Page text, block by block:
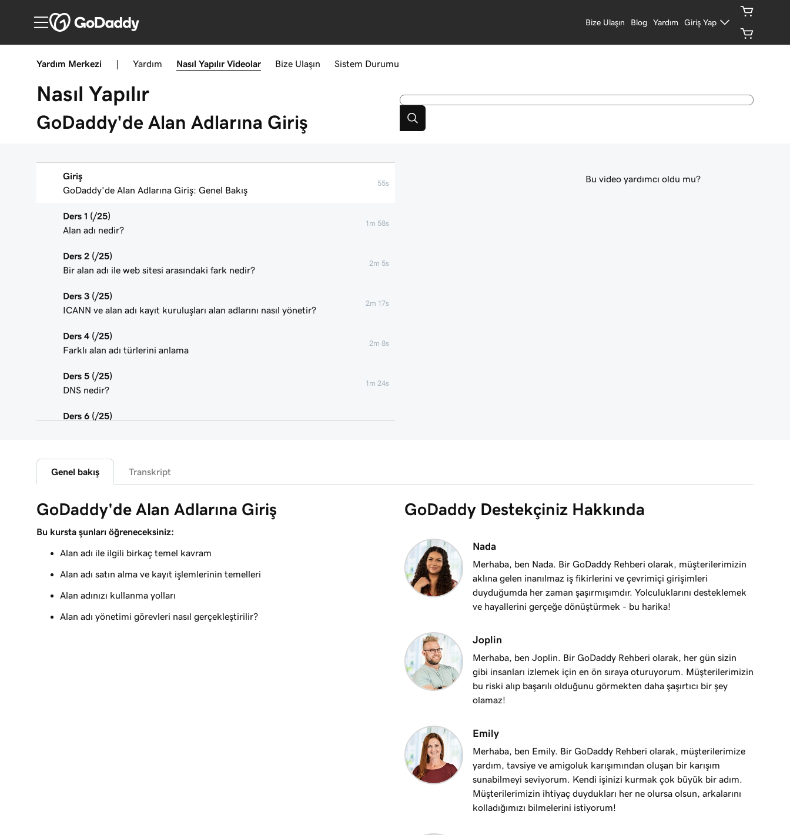
Bize Ulaşın Blog Yardım Giriş Yap
Yardım Merkezi Yardım Nasıl Yapılır Videolar Bize Ulaşın Sistem Durumu
Nasıl Yapılır
GoDaddy'de Alan Adlarına Giriş
Giriş
GoDaddy'de Alan Adlarına Giriş: Genel Bakış
55s
Ders 1 (/25)
Alan adı nedir?
1m 58s
Ders 2 (/25)
Bir alan adı ile web sitesi arasındaki fark nedir?
2m 5s
Ders 3 (/25)
ICANN ve alan adı kayıt kuruluşları alan adlarını nasıl yönetir?
2m 17s
Ders 4 (/25)
Farklı alan adı türlerini anlama
2m 8s
Ders 5 (/25)
DNS nedir?
1m 24s
Ders 6 (/25)
2m 4s
Harika bir alan adı seçmek için en iyi ipuçları
Alan adı sahipliği nasıl belirlenir?
Ders 9 (/25)
Premium alan adı nedir?
Ders 10 (/25)
Ders 11 (/25)
Bu video yardımcı oldu mu?
Genel bakış Transkript
GoDaddy'de Alan Adlarına Giriş
Bu kursta şunları öğreneceksiniz:
Alan adı ile ilgili birkaç temel kavram
Alan adı satın alma ve kayıt işlemlerinin temelleri
Alan adınızı kullanma yolları
Alan adı yönetimi görevleri nasıl gerçekleştirilir?
GoDaddy Destekçiniz Hakkında
Nada
Merhaba, ben Nada. Bir GoDaddy Rehberi olarak, müşterilerimizin
aklına gelen inanılmaz iş fikirlerini ve çevrimiçi girişimleri
duyduğumda her zaman şaşırmışımdır. Yolculuklarını desteklemek
ve hayallerini gerçeğe dönüştürmek - bu harika!
Joplin
Merhaba, ben Joplin. Bir GoDaddy Rehberi olarak, her gün sizin
gibi insanları izlemek için en ön sıraya oturuyorum. Müşterilerimizin
bu riski alıp başarılı olduğunu görmekten daha şaşırtıcı bir şey
olamaz!
Emily
Merhaba, ben Emily. Bir GoDaddy Rehberi olarak, müşterilerimize
yardım, tavsiye ve amigoluk karışımından oluşan bir karışım
sunabilmeyi seviyorum. Kendi işinizi kurmak çok büyük bir adım.
Müşterilerimizin ihtiyaç duydukları her ne olursa olsun, arkalarını
kolladığımızı bilmelerini istiyorum!